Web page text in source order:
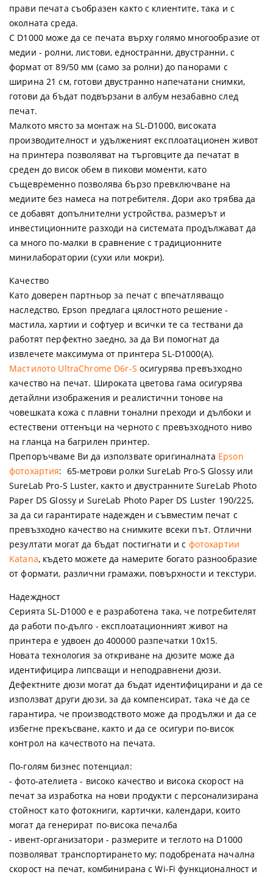
прави печата съобразен както с клиентите, така и с
околната среда.
С D1000 може да се печата върху голямо многообразие от
медии - ролни, листови, едностранни, двустранни, с
формат от 89/50 мм (само за ролни) до панорами с
ширина 21 см, готови двустранно напечатани снимки,
готови да бъдат подвързани в албум незабавно след
печат.
Малкото място за монтаж на SL-D1000, високата
производителност и удълженият експлоатационен живот
на принтера позволяват на търговците да печатат в
среден до висок обем в пикови моменти, като
същевременно позволява бързо превключване на
медиите без намеса на потребителя. Дори ако трябва да
се добавят допълнителни устройства, размерът и
инвестиционните разходи на системата продължават да
са много по-малки в сравнение с традиционните
минилаборатории (сухи или мокри).
Качество
Като доверен партньор за печат с впечатляващо
наследство, Epson предлага цялостното решение -
мастила, хартии и софтуер и всички те са тествани да
работят перфектно заедно, за да Ви помогнат да
извлечете максимума от принтера SL-D1000(A).
Мастилото UltraChrome D6r-S осигурява превъзходно
качество на печат. Широката цветова гама осигурява
детайлни изображения и реалистични тонове на
човешката кожа с плавни тонални преходи и дълбоки и
естествени оттенъци на черното с превъзходното ниво
на гланца на багрилен принтер.
Препоръчваме Ви да използвате оригиналната Epson
фотохартия: 65-метрови ролки SureLab Pro-S Glossy или
SureLab Pro-S Luster, както и двустранните SureLab Photo
Paper DS Glossy и SureLab Photo Paper DS Luster 190/225,
за да си гарантирате надежден и съвместим печат с
превъзходно качество на снимките всеки път. Отлични
резултати могат да бъдат постигнати и с фотохартии
Katana, където можете да намерите богато разнообразие
от формати, различни грамажи, повърхности и текстури.
Надеждност
Серията SL-D1000 е е разработена така, че потребителят
да работи по-дълго - експлоатационният живот на
принтера е удвоен до 400000 разпечатки 10x15.
Новата технология за откриване на дюзите може да
идентифицира липсващи и неподравнени дюзи.
Дефектните дюзи могат да бъдат идентифицирани и да се
използват други дюзи, за да компенсират, така че да се
гарантира, че производството може да продължи и да се
избегне прекъсване, както и да се осигури по-висок
контрол на качеството на печата.
По-голям бизнес потенциал:
- фото-ателиета - високо качество и висока скорост на
печат за изработка на нови продукти с персонализирана
стойност като фотокниги, картички, календари, които
могат да генерират по-висока печалба
- ивент-организатори - размерите и теглото на D1000
позволяват транспортирането му; подобрената начална
скорост на печат, комбинирана с Wi-Fi функционалност и